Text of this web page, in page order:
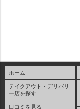
ホーム
テイクアウト・デリバリ
ー店を探す
口コミを見る